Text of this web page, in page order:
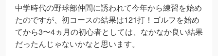
中学時代の野球部仲間に誘われて今年から練習を始め
たのですが、初コースの結果は121打！ゴルフを始め
てから3〜4ヵ月の初心者としては、なかなか良い結果
だったんじゃないかなと思います。